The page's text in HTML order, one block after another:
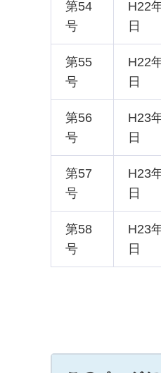
第54
号
H22
日
第55
号
H22
日
第56
号
H23
日
第57
号
H23
日
第58
号
H23
日